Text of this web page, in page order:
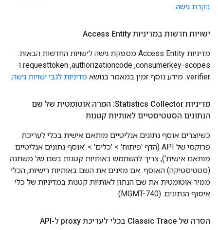
בקרת גישה.
ישויות חדשות במדיניות Access Entity
מדיניות Access Entity מספקת גישה לישויות החדשות הבאות:
consumerkey-scopes,‏ authorizationcode,‏ requesttoken ו-
verifier. מידע נוסף זמין במאמר בנושא
מדיניות לגבי ישויות גישה.
מדיניות Statistics Collector: המרה אוטומטית של שם
הנתונים הסטטיסטיים לאותיות קטנות
כשיוצרים אוסף נתונים אנליטיים מותאם אישית בכלי לעריכת
פרוקסי של API (הדף 'פיתוח' > 'כלים' > 'אוסף נתונים אנליטיים
מותאם אישית'), צריך להשתמש באותיות קטנות בשם של משתנה
(סטטיסטיקה) האוסף. אם מזינים את השם באותיות רישיות, הכלי
ממיר אוטומטית את שם הנתון לאותיות קטנות במדיניות של כלי
איסוף הנתונים. (MGMT-740)
הסרה של Classic Trace בכלי לעריכת proxy ל-API